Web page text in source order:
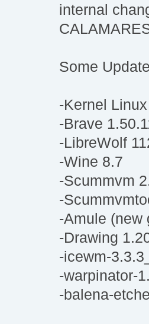
internal
Some
-Kernel
-Brave
-LibreWolf
-Wine 8.7
-Scummvm
-
-Amule (new
-Drawing
-icewm-
-warpinator-
-balena-